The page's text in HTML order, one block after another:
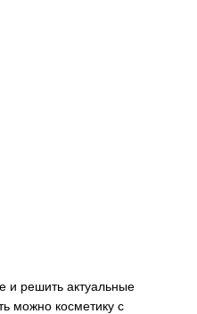
и решить актуальные
можно косметику с